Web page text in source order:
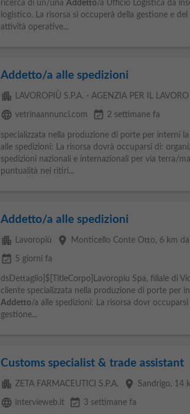
ricerca di un/una Addetto/a Ufficio Logistica da
logistico. La risorsa si occuperà della gestione e
attività operative...
Addetto/a alle spedizioni
apartment LAVOROPIÙ S.P.A. - AGENZIA PER IL LAVORO
language vetrinaannunci.com event_available 2 settimane fa
specializzata nella produzione di porte per interni
alle spedizioni: La risorsa dovrà occuparsi di:
spedizioni nazionali e internazionali per via terra/
puntualità nei ritiri...
Addetto/a alle spedizioni
apartment Lavoropiù place Monticello Conte Otto, 6 km
event_available 5 giorni fa
dsDettaglio]$[TitleCorpo]Lavoropiu Spa, filiale di
cliente specializzata nella produzione di porte per
Addetto/a alle spedizioni: La risorsa dovr
gestione...
Customs specialist & trade assistant
apartment ZETA FARMACEUTICI S.P.A. place Sandrigo, 14
language intervieweb.it event_available 3 settimane fa